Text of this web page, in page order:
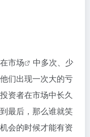
市场
中多次、少
们出现一次大的亏
资者在市场中长久
最后，那么谁就笑
会的时候才能有资